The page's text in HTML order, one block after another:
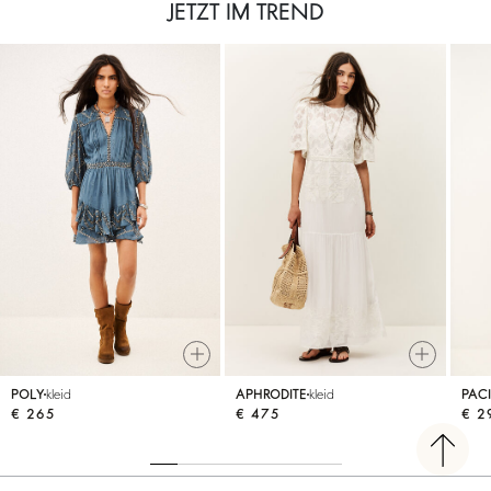
JETZT IM TREND
POLY kleid
€ 265
APHRODITE kleid
€ 475
€